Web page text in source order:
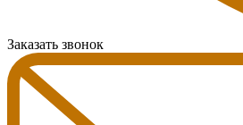
Заказать звонок